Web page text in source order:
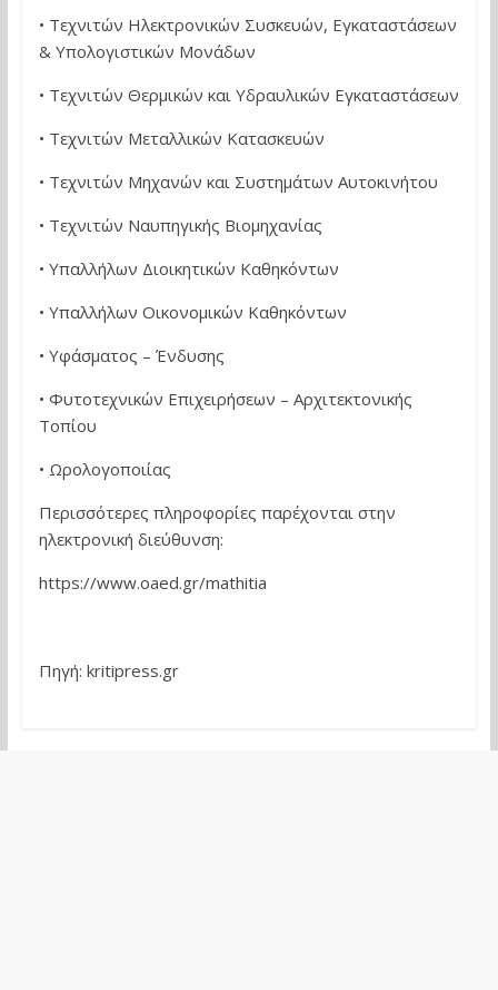
• Τεχνιτών Ηλεκτρονικών Συσκευών, Εγκαταστάσεων
& Υπολογιστικών Μονάδων
• Τεχνιτών Θερμικών και Υδραυλικών Εγκαταστάσεων
• Τεχνιτών Μεταλλικών Κατασκευών
• Τεχνιτών Μηχανών και Συστημάτων Αυτοκινήτου
• Τεχνιτών Ναυπηγικής Βιομηχανίας
• Υπαλλήλων Διοικητικών Καθηκόντων
• Υπαλλήλων Οικονομικών Καθηκόντων
• Υφάσματος – Ένδυσης
• Φυτοτεχνικών Επιχειρήσεων – Αρχιτεκτονικής
Τοπίου
• Ωρολογοποιίας
Περισσότερες πληροφορίες παρέχονται στην
ηλεκτρονική διεύθυνση:
https://www.oaed.gr/mathitia
Πηγή: kritipress.gr